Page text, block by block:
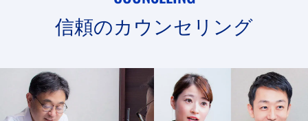
合せ先までご連絡下さい。
個人情報漏洩防止の為、患者さまご自身であるこ
します。又、開示におきましては、下記項目に該
当する場合、ご提供いただいた個人情報を開示す
ることがあります。
信頼のカウンセリング